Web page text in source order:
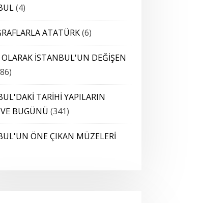
(4)
ATATÜRK(6)
İSTANBUL'UN DEĞİŞEN
TARİHİ YAPILARIN
BUGÜNÜ (341)
ÖNE ÇIKAN MÜZELERİ